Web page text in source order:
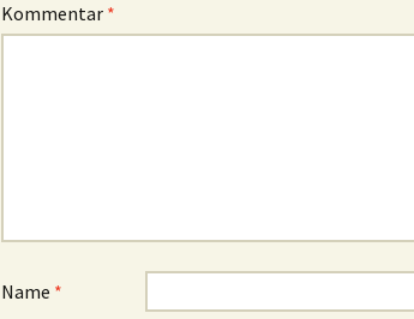
Kommentar *
Name *